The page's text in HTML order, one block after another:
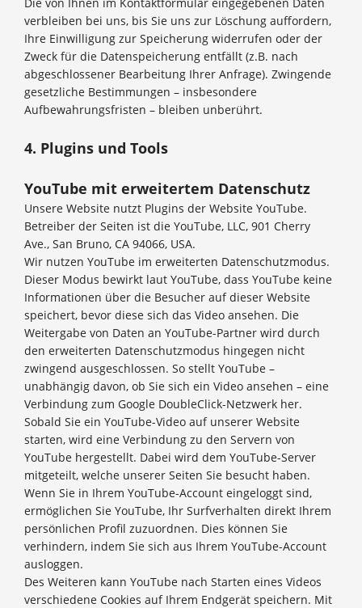
verbleiben bei uns, bis Sie uns zur Löschung auffordern,
Ihre Einwilligung zur Speicherung widerrufen oder der
Zweck für die Datenspeicherung entfällt (z.B. nach
abgeschlossener Bearbeitung Ihrer Anfrage). Zwingende
gesetzliche Bestimmungen – insbesondere
Aufbewahrungsfristen – bleiben unberührt.
4. Plugins und Tools
YouTube mit erweitertem Datenschutz
Unsere Website nutzt Plugins der Website YouTube.
Betreiber der Seiten ist die YouTube, LLC, 901 Cherry
Ave., San Bruno, CA 94066, USA.
Wir nutzen YouTube im erweiterten Datenschutzmodus.
Dieser Modus bewirkt laut YouTube, dass YouTube keine
Informationen über die Besucher auf dieser Website
speichert, bevor diese sich das Video ansehen. Die
Weitergabe von Daten an YouTube-Partner wird durch
den erweiterten Datenschutzmodus hingegen nicht
zwingend ausgeschlossen. So stellt YouTube –
unabhängig davon, ob Sie sich ein Video ansehen – eine
Verbindung zum Google DoubleClick-Netzwerk her.
Sobald Sie ein YouTube-Video auf unserer Website
starten, wird eine Verbindung zu den Servern von
YouTube hergestellt. Dabei wird dem YouTube-Server
mitgeteilt, welche unserer Seiten Sie besucht haben.
Wenn Sie in Ihrem YouTube-Account eingeloggt sind,
ermöglichen Sie YouTube, Ihr Surfverhalten direkt Ihrem
persönlichen Profil zuzuordnen. Dies können Sie
verhindern, indem Sie sich aus Ihrem YouTube-Account
ausloggen.
Des Weiteren kann YouTube nach Starten eines Videos
verschiedene Cookies auf Ihrem Endgerät speichern. Mit